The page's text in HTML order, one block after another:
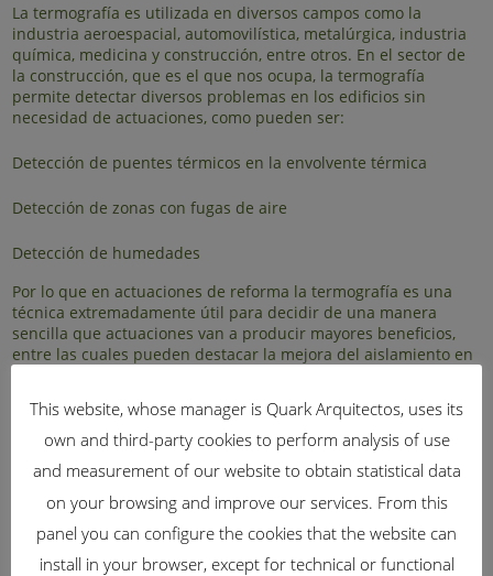
La termografía es utilizada en diversos campos como la
industria aeroespacial, automovilística, metalúrgica, industria
química, medicina y construcción, entre otros. En el sector de
la construcción, que es el que nos ocupa, la termografía
permite detectar diversos problemas en los edificios sin
necesidad de actuaciones, como pueden ser:
Detección de puentes térmicos en la envolvente térmica
Detección de zonas con fugas de aire
Detección de humedades
Por lo que en actuaciones de reforma la termografía es una
técnica extremadamente útil para decidir de una manera
sencilla que actuaciones van a producir mayores beneficios,
entre las cuales pueden destacar la mejora del aislamiento en
This website, whose manager is Quark Arquitectos, uses its
own and third-party cookies to perform analysis of use
and measurement of our website to obtain statistical data
on your browsing and improve our services. From this
panel you can configure the cookies that the website can
install in your browser, except for technical or functional